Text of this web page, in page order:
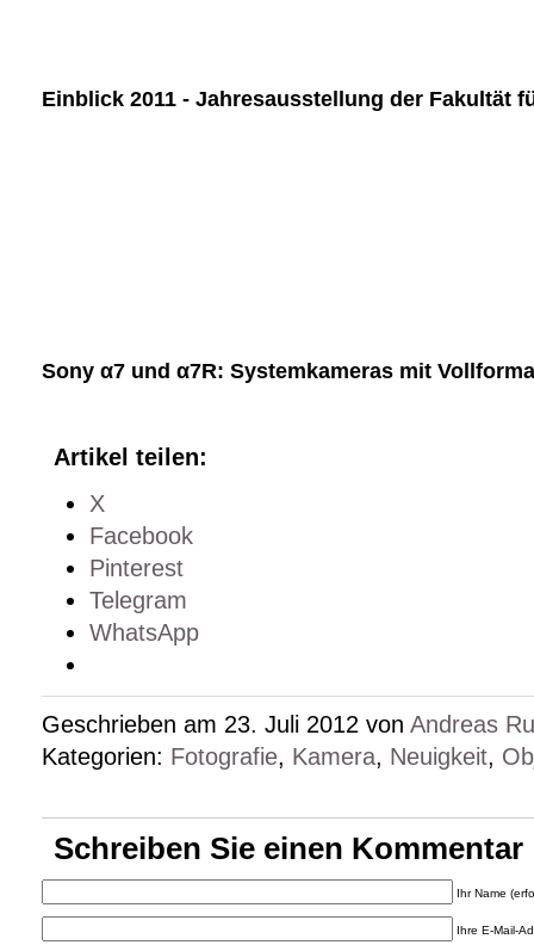
Einblick 2011 - Jahresausstellung der Fakultät
Sony α7 und α7R: Systemkameras mit
Artikel teilen:
X
Facebook
Pinterest
Telegram
WhatsApp
Geschrieben am 23. Juli 2012 von Andreas
Kategorien: Fotografie, Kamera, Neuigkeit,
Schreiben Sie einen Kommentar
Ihr Name
Ihre E-Mail-